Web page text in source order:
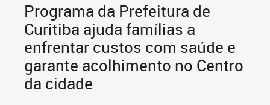
Programa da Prefeitura de
Curitiba ajuda famílias a
enfrentar custos com saúde e
garante acolhimento no Centro
da cidade